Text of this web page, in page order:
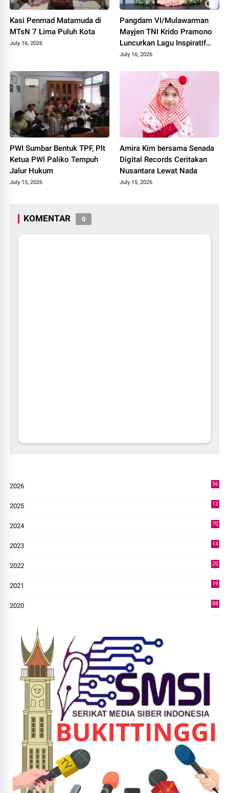
Kasi Penmad Matamuda di
MTsN 7 Lima Puluh Kota
July 16, 2026
Pangdam VI/Mulawarman
Mayjen TNI Krido Pramono
Luncurkan Lagu Inspiratif
"Teruslah Melangkah"
July 16, 2026
PWI Sumbar Bentuk TPF, Plt
Ketua PWI Paliko Tempuh
Jalur Hukum
July 15, 2026
Amira Kim bersama Senada
Digital Records Ceritakan
Nusantara Lewat Nada
July 15, 2026
KOMENTAR 0
2026
56
2025
13
2024
70
2023
14
2022
20
2021
19
2020
88